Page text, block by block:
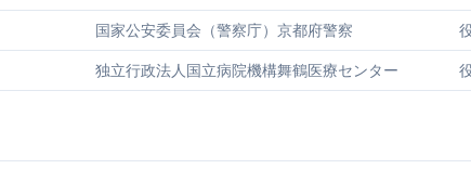
国家公安委員会（警察庁）京都府警察
独立行政法人国立病院機構舞鶴医療センター